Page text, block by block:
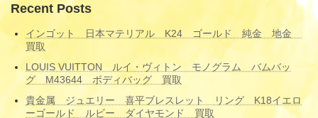
Recent Posts
インゴット 日本マテリアル K24 ゴールド 純金 地金
買取
LOUIS VUITTON ルイ・ヴィトン モノグラム バムバッ
グ M43644 ボディバッグ 買取
貴金属 ジュエリー 喜平ブレスレット リング K18イエロ
ーゴールド ルビー ダイヤモンド 買取